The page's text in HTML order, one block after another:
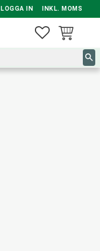
LOGGA IN INKL. MOMS
FAVORITER